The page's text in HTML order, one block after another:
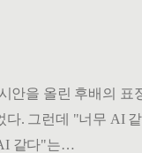
안을 올린 후배의 표
. 그런데 "너무 AI
같다"는…